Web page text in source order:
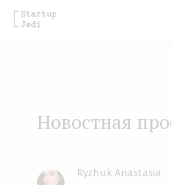
Новостная
Ryzhuk Anastasia